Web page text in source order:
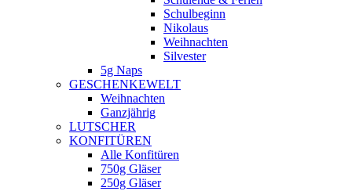
Schulbeginn
Nikolaus
Weihnachten
Silvester
5g Naps
GESCHENKEWELT
Weihnachten
Ganzjährig
LUTSCHER
KONFITÜREN
Alle Konfitüren
750g Gläser
250g Gläser